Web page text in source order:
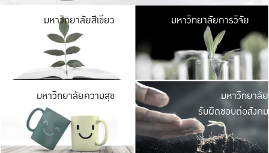
มหาวิทยาลัยสีเขียว มหาวิ
มีพื้นที่เขียวสดใส
เป็นป่าในเมือง เกษต
มหาวิทยาลัยการวิจัย
มหาวิทยาลัยความสุข มหาวิ
ค
เปิดประ
และพบเรื่องราวใ
มหาวิทยาลัย
รับผิดชอบต่อสังคม